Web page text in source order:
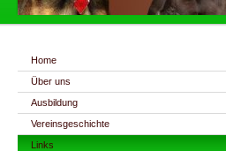
Home
Über uns
Ausbildung
Vereinsgeschichte
Links